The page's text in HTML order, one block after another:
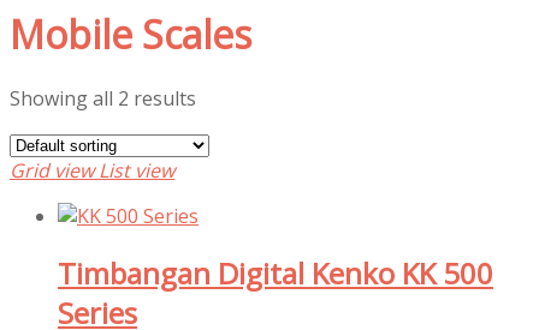
Mobile Scales
Showing all 2 results
Grid view List view
Timbangan Digital Kenko KK 500
Series